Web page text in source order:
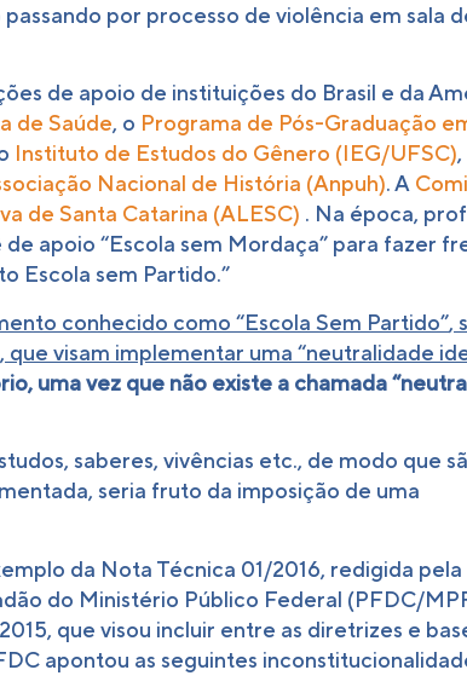
por processo de violência em sala
de apoio de instituições do Brasil e da
de Saúde, o Programa de Pós-Graduação
Instituto de Estudos do Gênero (IEG/UFSC),
Nacional de História (Anpuh). A
de Santa Catarina (ALESC) . Na época,
apoio “Escola sem Mordaça” para fazer
Escola sem Partido.”
conhecido como “Escola Sem Partido”,
visam implementar uma “neutralidade
uma vez que não existe a chamada
saberes, vivências etc., de modo que
seria fruto da imposição de uma
da Nota Técnica 01/2016, redigida pela
do Ministério Público Federal (PFDC/
que visou incluir entre as diretrizes e
apontou as seguintes